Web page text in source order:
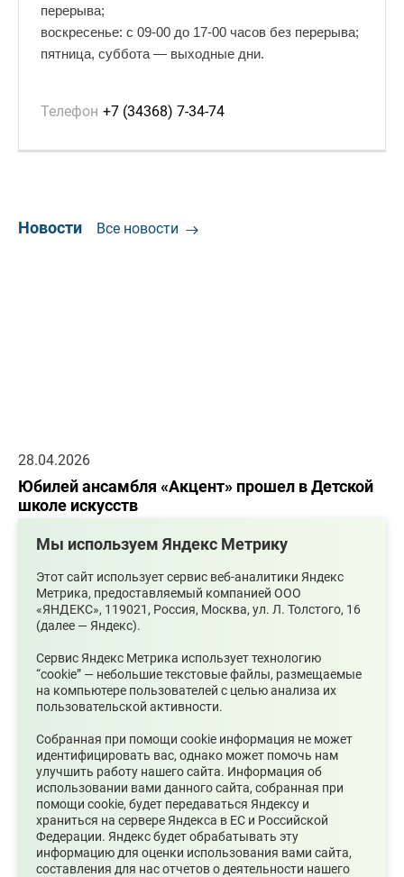
перерыва;
воскресенье: с 09-00 до 17-00 часов без перерыва;
пятница, суббота — выходные дни.
Телефон +7 (34368) 7-34-74
Новости Все новости
28.04.2026
Юбилей ансамбля «Акцент» прошел в Детской
школе искусств
Информирование граждан по «Пушкинской
карте»
Мы используем Яндекс Метрику
Этот сайт использует сервис веб-аналитики Яндекс
Метрика, предоставляемый компанией ООО
«ЯНДЕКС», 119021, Россия, Москва, ул. Л. Толстого, 16
(далее — Яндекс).
Сервис Яндекс Метрика использует технологию
“cookie” — небольшие текстовые файлы, размещаемые
на компьютере пользователей с целью анализа их
пользовательской активности.
Собранная при помощи cookie информация не может
идентифицировать вас, однако может помочь нам
улучшить работу нашего сайта. Информация об
использовании вами данного сайта, собранная при
помощи cookie, будет передаваться Яндексу и
храниться на сервере Яндекса в ЕС и Российской
Федерации. Яндекс будет обрабатывать эту
информацию для оценки использования вами сайта,
составления для нас отчетов о деятельности нашего